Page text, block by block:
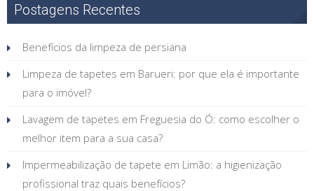
Postagens Recentes
Benefícios da limpeza de persiana
Limpeza de tapetes em Barueri: por que ela é importante
para o imóvel?
Lavagem de tapetes em Freguesia do Ó: como escolher o
melhor item para a sua casa?
Impermeabilização de tapete em Limão: a higienização
profissional traz quais benefícios?